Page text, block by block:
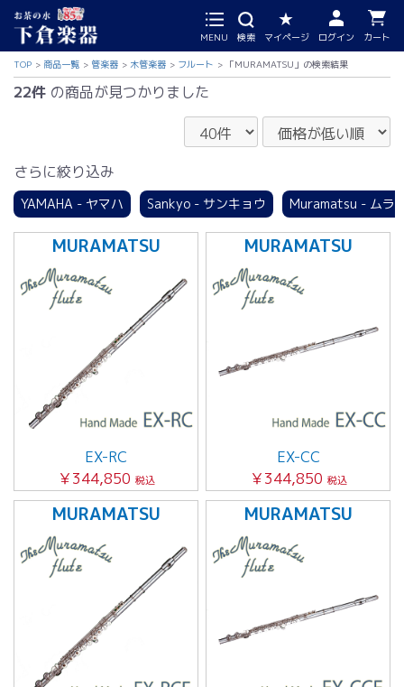
MENU 検索 マイページ ログイン カート
TOP 商品一覧 管楽器 木管楽器 フルート 「MURAMATSU」の検索結果
22件 の商品が見つかりました
さらに絞り込み
YAMAHA - ヤマハ Sankyo - サンキョウ Muramatsu - ムラ
MURAMATSU
EX-RC
￥344,850 税込
MURAMATSU
EX-CC
￥344,850 税込
MURAMATSU MURAMATSU